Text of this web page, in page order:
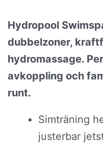
Hydropool
dubbelzoner,
hydromassage.
avkoppling och
runt.
Simträning
justerbar